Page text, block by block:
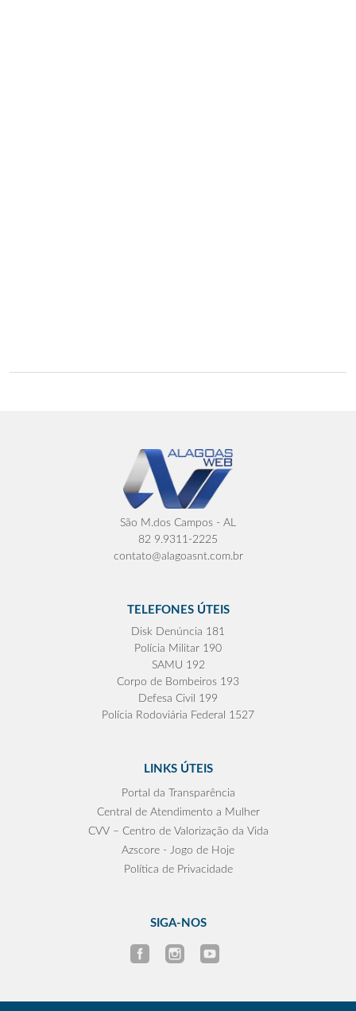
São M.dos Campos - AL
82 9.9311-2225
contato@alagoasnt.com.br
TELEFONES ÚTEIS
Disk Denúncia 181
Polícia Militar 190
SAMU 192
Corpo de Bombeiros 193
Defesa Civil 199
Polícia Rodoviária Federal 1527
LINKS ÚTEIS
Portal da Transparência
Central de Atendimento a Mulher
CVV – Centro de Valorização da Vida
Azscore - Jogo de Hoje
Política de Privacidade
SIGA-NOS